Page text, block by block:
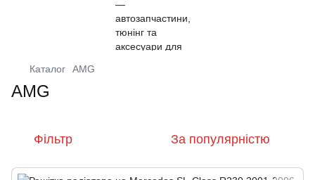
Каталог AMG
AMG
Фільтр За популярністю